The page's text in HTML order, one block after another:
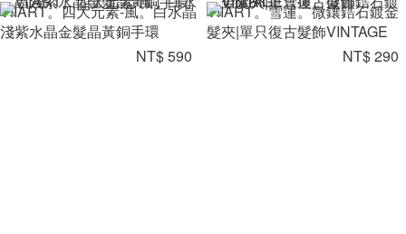
VIIART。四大元素-風。白水晶
淺紫水晶金髮晶黃銅手環
NT$ 590
VIIART。雪蓮。微鑲鋯石鍍金
髮夾|單只復古髮飾VINTAGE
NT$ 290